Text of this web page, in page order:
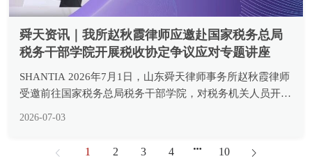
舜天资讯｜我所赵秋霞律师应邀赴国家税务总局
税务干部学院开展税收协定争议应对专题讲座
SHANTIA 2026年7月1日，山东舜天律师事务所赵秋霞律师
《税收协定实案解析与争议应对》专题培训。 国家税务总
局税务干部学院是国家税务总局国际税务培训中心，同时也
是经济合作与发...
2026-07-03
1 2 3 4 10